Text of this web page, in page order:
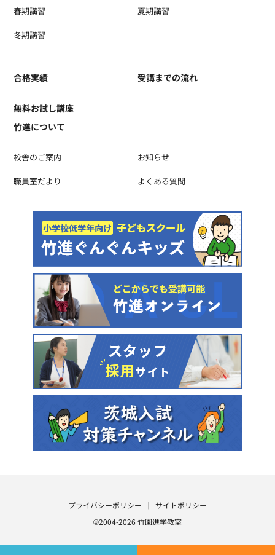
春期講習 夏期講習
冬期講習
合格実績 受講までの流れ
無料お試し講座
竹進について
校舎のご案内 お知らせ
職員室だより よくある質問
プライバシーポリシー
サイトポリシー
©2004-2026 竹園進学教室